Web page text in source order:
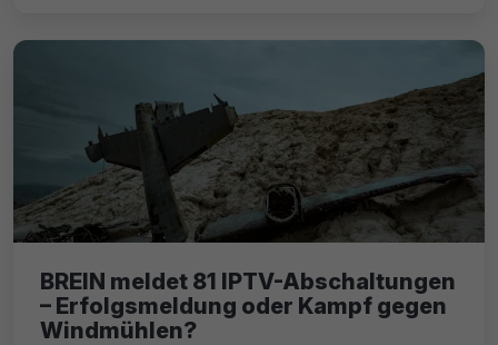
BREIN meldet 81 IPTV-Abschaltungen
– Erfolgsmeldung oder Kampf gegen
Windmühlen?